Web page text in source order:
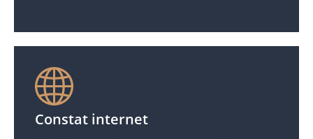
Constat internet